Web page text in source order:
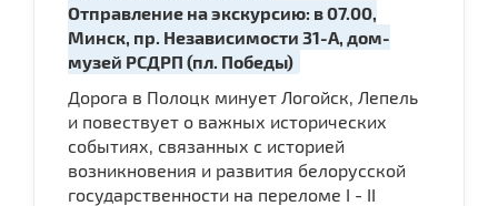
Отправление на экскурсию: в 07.00,
Минск, пр. Независимости 31-А, дом-
музей РСДРП (пл. Победы)
Дорога в Полоцк минует Логойск, Лепель
и повествует о важных исторических
событиях, связанных с историей
возникновения и развития белорусской
государственности на переломе I - II